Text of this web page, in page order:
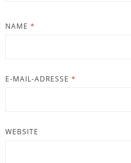
NAME *
E-MAIL-ADRESSE *
WEBSITE